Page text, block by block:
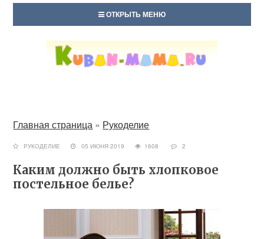
ОТКРЫТЬ МЕНЮ
Главная страница » Рукоделие
РУКОДЕЛИЕ 05 ИЮНЯ 2019 1608 2
Каким должно быть хлопковое
постельное белье?